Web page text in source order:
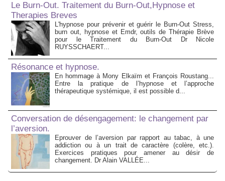
Le Burn-Out. Traitement du Burn-Out,Hypnose et
Therapies Breves
L'hypnose pour prévenir et guérir le Burn-Out Stress,
burn out, hypnose et Emdr, outils de Thérapie Brève
pour le Traitement du Burn-Out Dr Nicole
RUYSSCHAERT...
Résonance et hypnose.
En hommage à Mony Elkaïm et François Roustang...
Entre la pratique de l’hypnose et l’approche
thérapeutique systémique, il est possible d...
Conversation de désengagement: le changement par
l’aversion.
Eprouver de l’aversion par rapport au tabac, à une
addiction ou à un trait de caractère (colère, etc.).
Exercices pratiques pour amener au désir de
changement. Dr Alain VALLÉE...